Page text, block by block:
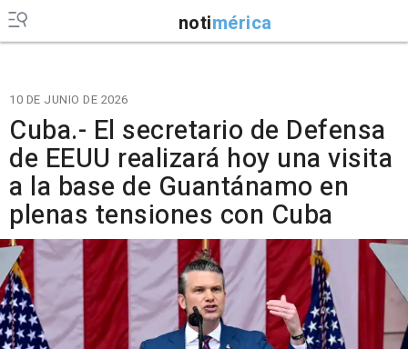
notimérica
10 DE JUNIO DE 2026
Cuba.- El secretario de Defensa
de EEUU realizará hoy una visita
a la base de Guantánamo en
plenas tensiones con Cuba